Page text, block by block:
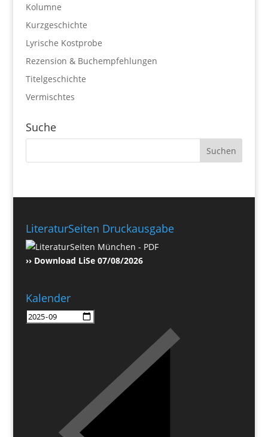
Kolumne
Kurzgeschichte
Lyrische Kostprobe
Rezension & Buchempfehlungen
Titelgeschichte
Vermischtes
Suche
LiteraturSeiten Druckausgabe
›› Download LiSe 07/08/2026
Kalender